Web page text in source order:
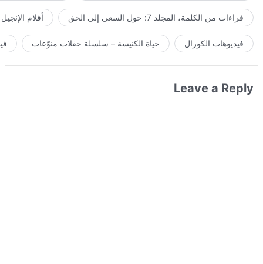
قراءات من الكلمة، المجلد 7: حول السعي إلى الحق أفلام الإنجيل
فيديوهات الكورال حياة الكنيسة – سلسلة حفلات منوّعات
Leave a Reply